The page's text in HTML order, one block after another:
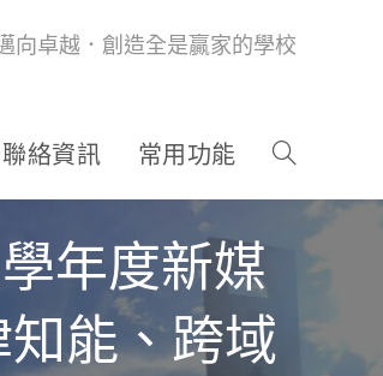
向卓越．創造全是贏家的學校
聯絡資訊 常用功能
年度新媒
能、跨域